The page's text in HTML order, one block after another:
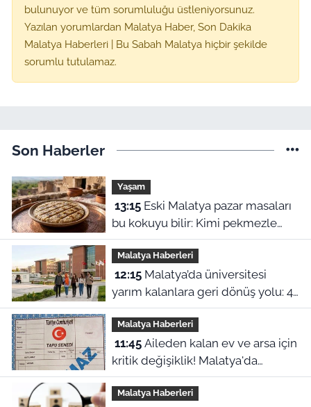
bulunuyor ve tüm sorumluluğu üstleniyorsunuz.
Yazılan yorumlardan Malatya Haber, Son Dakika
Malatya Haberleri | Bu Sabah Malatya hiçbir şekilde
sorumlu tutulamaz.
Son Haberler
Yaşam
13:15Eski Malatya pazar masaları
bu kokuyu bilir: Kimi pekmezle
yedi kimi yağla, işte o harle
Malatya Haberleri
12:15Malatya’da üniversitesi
yarım kalanlara geri dönüş yolu: 4
aylık başvuru süresi başladı!
Malatya Haberleri
11:45Aileden kalan ev ve arsa için
kritik değişiklik! Malatya'da
mirasçılar ne yapacak?
Malatya Haberleri